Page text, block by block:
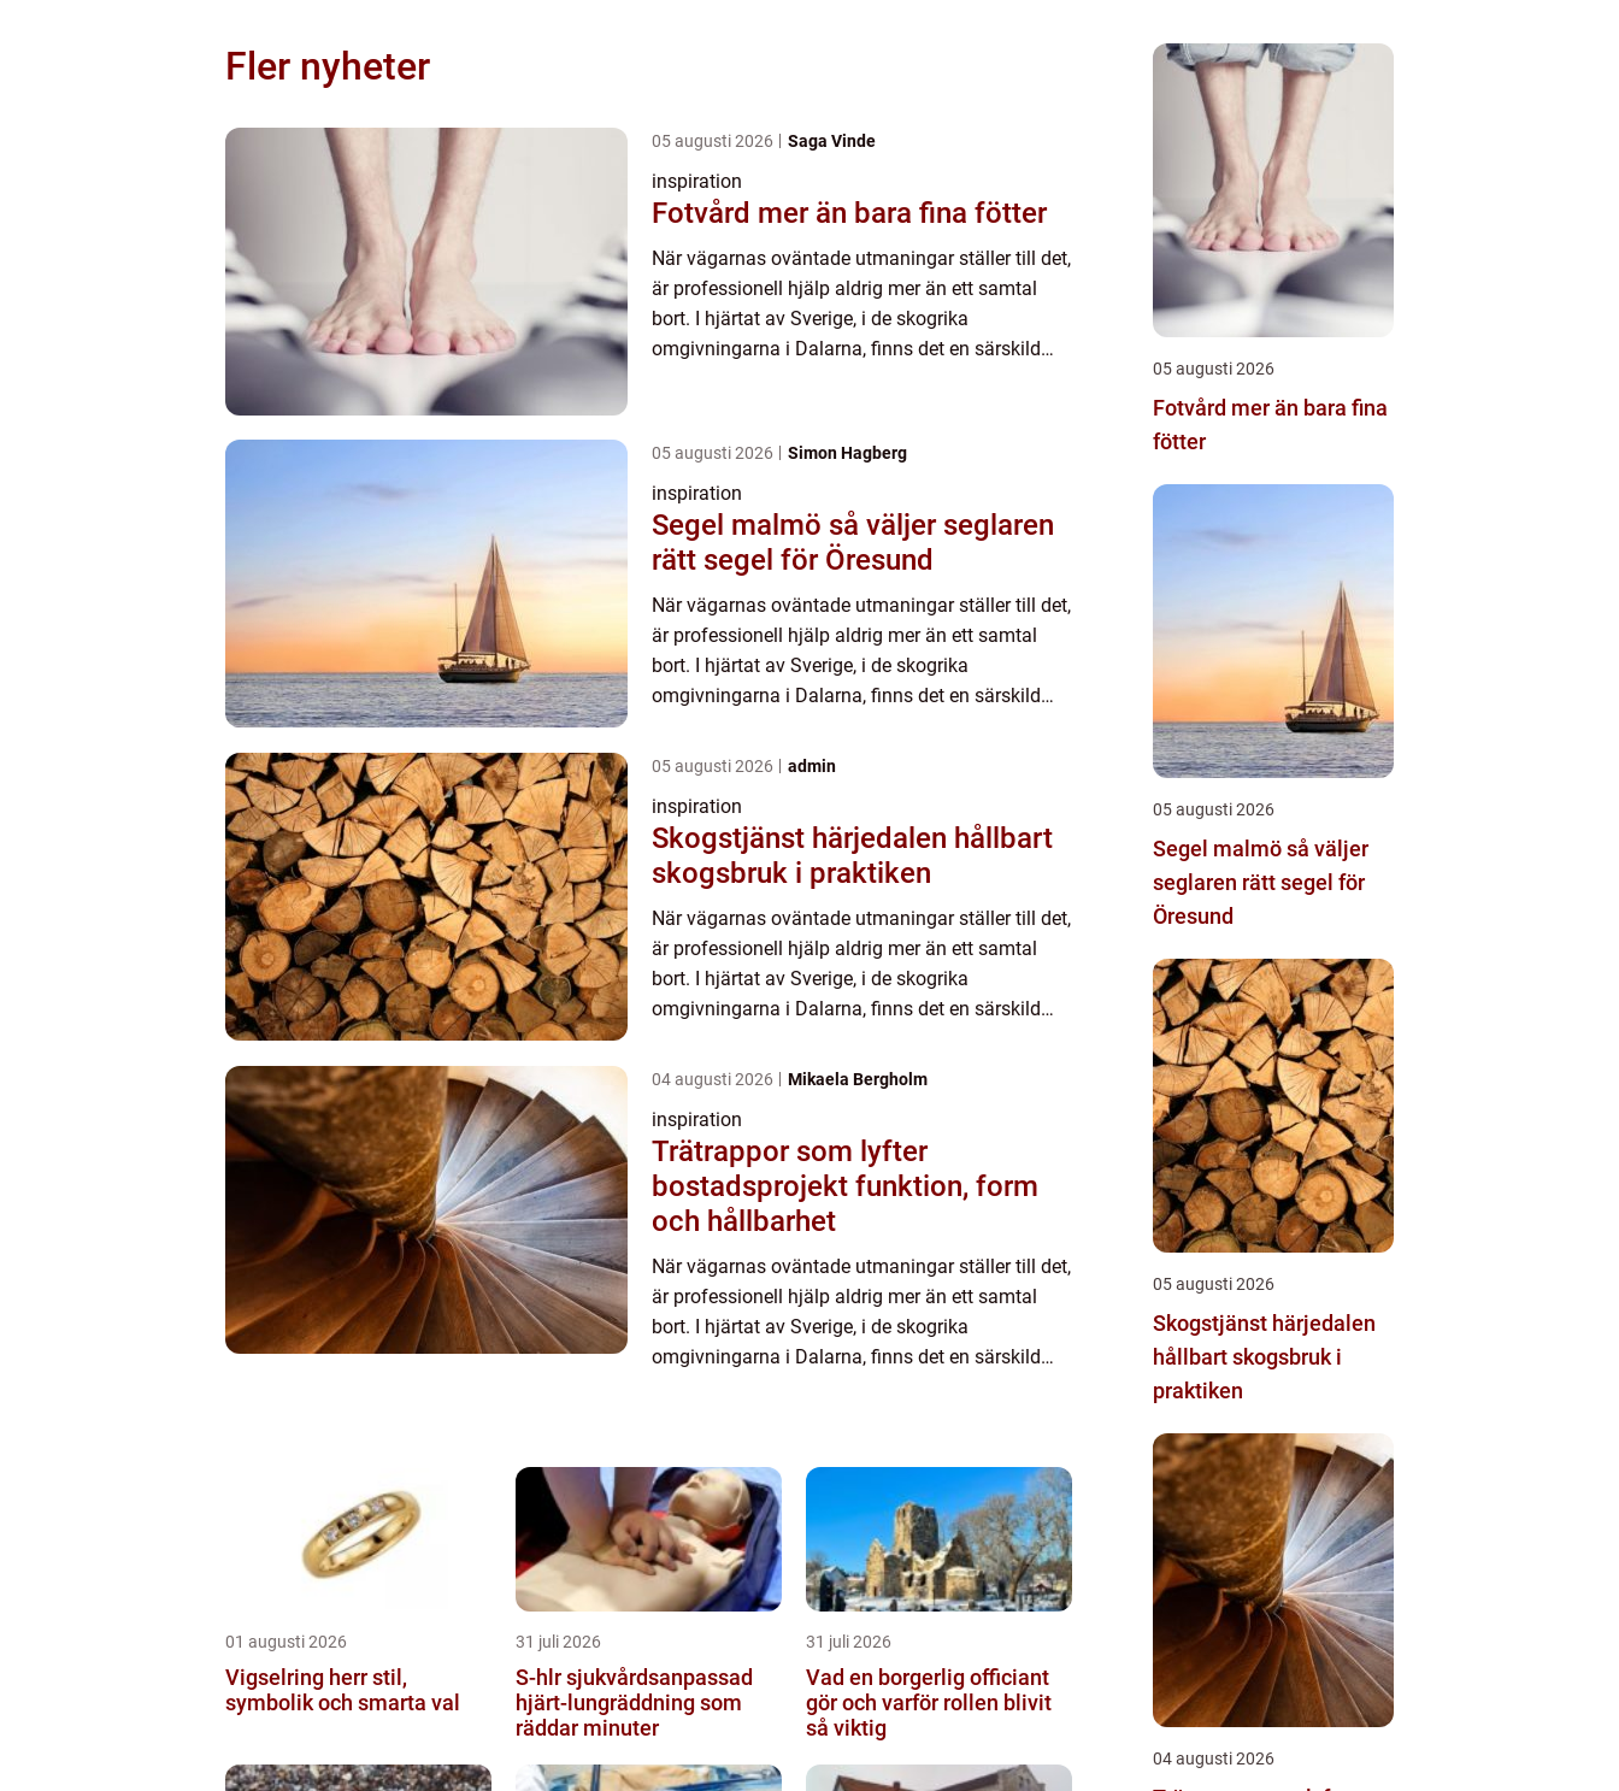
Fler nyheter
05 augusti 2026 Saga Vinde
inspiration
Fotvård mer än bara fina fötter
När vägarnas oväntade utmaningar ställer till det,
är professionell hjälp aldrig mer än ett samtal
bort. I hjärtat av Sverige, i de skogrika
omgivningarna i Dalarna, finns det en särskild
05 augusti 2026 Simon Hagberg
inspiration
Segel malmö så väljer seglaren
rätt segel för Öresund
När vägarnas oväntade utmaningar ställer till det,
är professionell hjälp aldrig mer än ett samtal
bort. I hjärtat av Sverige, i de skogrika
omgivningarna i Dalarna, finns det en särskild
05 augusti 2026 admin
inspiration
Skogstjänst härjedalen hållbart
skogsbruk i praktiken
När vägarnas oväntade utmaningar ställer till det,
är professionell hjälp aldrig mer än ett samtal
bort. I hjärtat av Sverige, i de skogrika
omgivningarna i Dalarna, finns det en särskild
04 augusti 2026 Mikaela Bergholm
inspiration
Trätrappor som lyfter
bostadsprojekt funktion, form
och hållbarhet
När vägarnas oväntade utmaningar ställer till det,
är professionell hjälp aldrig mer än ett samtal
bort. I hjärtat av Sverige, i de skogrika
omgivningarna i Dalarna, finns det en särskild
01 augusti 2026
Vigselring herr stil,
symbolik och smarta val
31 juli 2026
S-hlr sjukvårdsanpassad
hjärt-lungräddning som
räddar minuter
31 juli 2026
Vad en borgerlig officiant
gör och varför rollen blivit
så viktig
05 augusti 2026
Fotvård mer än bara fina
fötter
05 augusti 2026
Segel malmö så väljer
seglaren rätt segel för
Öresund
05 augusti 2026
Skogstjänst härjedalen
hållbart skogsbruk i
praktiken
04 augusti 2026